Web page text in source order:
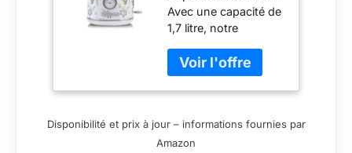
Elveden White
Avec une capacité de
1,7 litre, notre
vintage vous permet
de préparer jusqu'à
sept tasses de
servir la famille et les
amis sans devoir la
Disponibilité et prix à jour – informations fournies par
Amazon